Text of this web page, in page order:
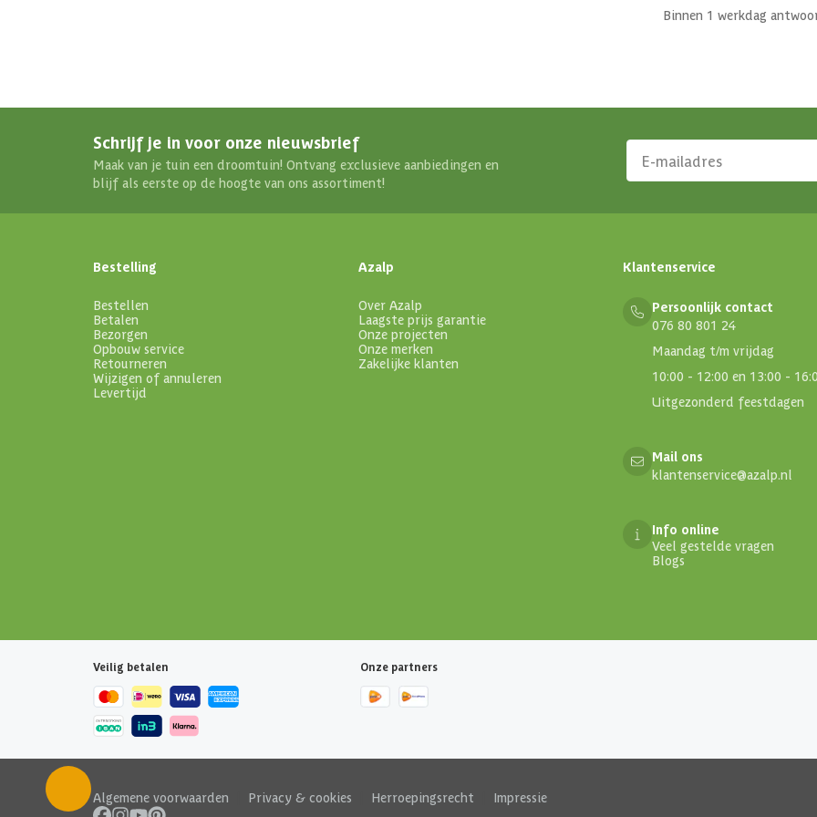
Binnen 1 werkdag
Schrijf je in voor onze nieuwsbrief
Maak van je tuin een droomtuin! Ontvang exclusieve aanbiedingen en
blijf als eerste op de hoogte van ons assortiment!
Bestelling
Bestellen
Betalen
Bezorgen
Opbouw service
Retourneren
Wijzigen of annuleren
Levertijd
Azalp
Over Azalp
Laagste prijs garantie
Onze projecten
Onze merken
Zakelijke klanten
Klantenservice
Persoonlijk contact
076 80 801 24
Maandag t/m vrijdag
10:00 - 12:00 en 13:00 -
Uitgezonderd feestdagen
Mail ons
klantenservice@azalp.nl
Info online
Veel gestelde vragen
Blogs
Veilig betalen Onze partners
Algemene voorwaarden Privacy & cookies Herroepingsrecht Impressie